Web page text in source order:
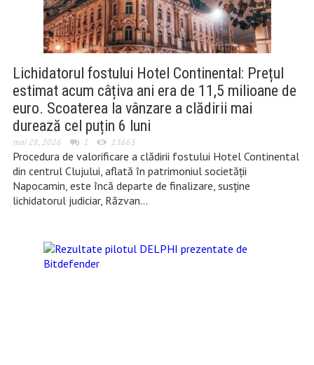
Lichidatorul fostului Hotel Continental: Prețul
estimat acum câțiva ani era de 11,5 milioane de
euro. Scoaterea la vânzare a clădirii mai
durează cel puțin 6 luni
mai 28, 2026 1 13665
Procedura de valorificare a clădirii fostului Hotel Continental
din centrul Clujului, aflată în patrimoniul societății
Napocamin, este încă departe de finalizare, susține
lichidatorul judiciar, Răzvan…